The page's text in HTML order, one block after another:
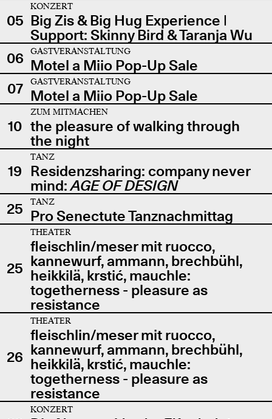
05
KONZERT
Big Zis & Big Hug Experience |
Support: Skinny Bird & Taranja Wu
06
GASTVERANSTALTUNG
Motel a Miio Pop-Up Sale
07
GASTVERANSTALTUNG
Motel a Miio Pop-Up Sale
10
ZUM MITMACHEN
the pleasure of walking through
the night
19
TANZ
Residenzsharing: company never
mind:AGE OF DESIGN
25
TANZ
Pro Senectute Tanznachmittag
25
THEATER
fleischlin/meser mit ruocco,
kannewurf, ammann, brechbühl,
heikkilä, krstić, mauchle:
togetherness - pleasure as
resistance
26
THEATER
fleischlin/meser mit ruocco,
kannewurf, ammann, brechbühl,
heikkilä, krstić, mauchle:
togetherness - pleasure as
resistance
KONZERT